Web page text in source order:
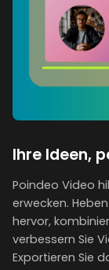
Ihre Ideen,
Poindeo Video
erwecken.
hervor,
verbessern Sie
Exportieren Sie